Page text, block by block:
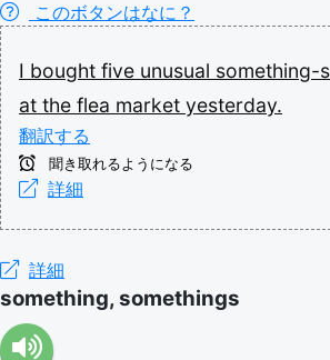
このボタンはなに？
I bought five unusual something-
at the flea market yesterday.
翻訳する
聞き取れるようになる
詳細
詳細
something, somethings